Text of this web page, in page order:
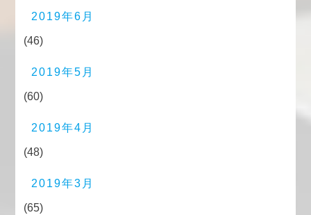
2019年6月
(46)
2019年5月
(60)
2019年4月
(48)
2019年3月
(65)